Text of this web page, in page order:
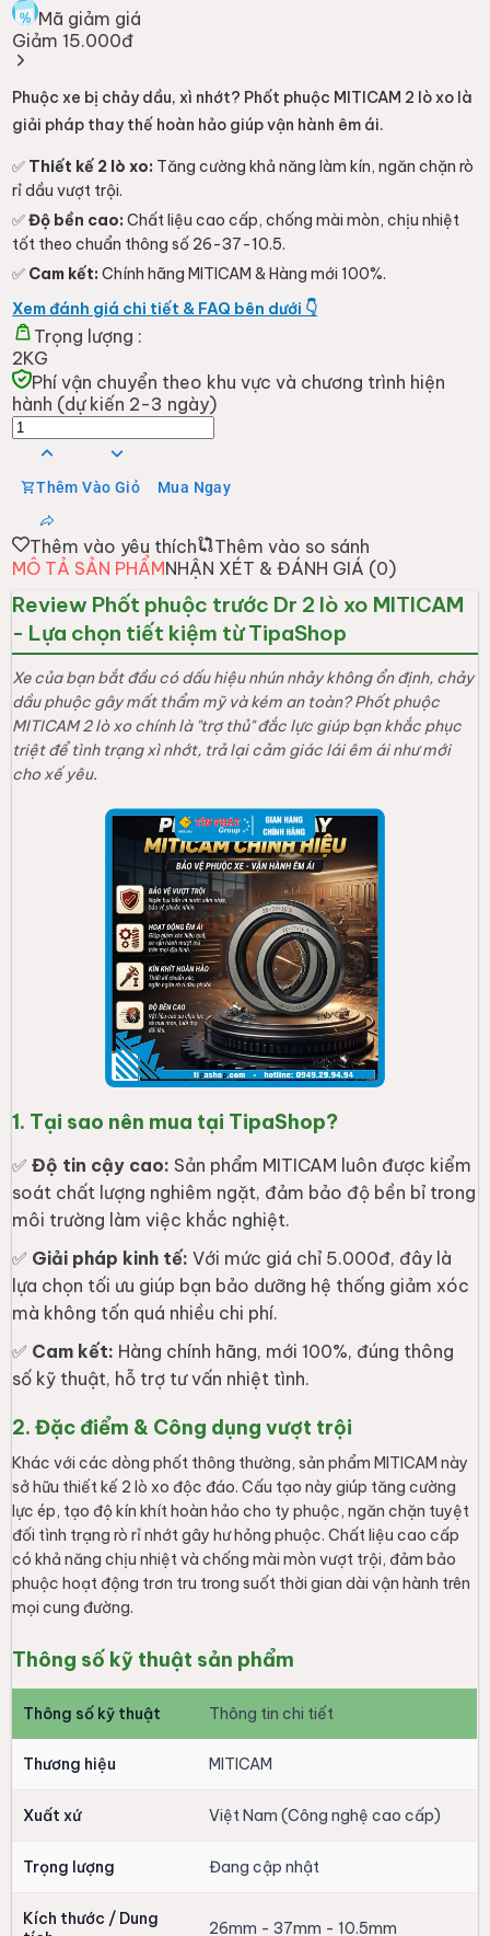
Mã giảm giá
Giảm 15.000đ
Phuộc xe bị chảy dầu, xì nhớt? Phốt phuộc MITICAM 2 lò xo là
giải pháp thay thế hoàn hảo giúp vận hành êm ái.
✅ Thiết kế 2 lò xo: Tăng cường khả năng làm kín, ngăn chặn rò
rỉ dầu vượt trội.
✅Độ bền cao: Chất liệu cao cấp, chống mài mòn, chịu nhiệt
tốt theo chuẩn thông số 26-37-10.5.
✅ Cam kết: Chính hãng MITICAM & Hàng mới 100%.
Xem đánh giá chi tiết & FAQ bên dưới 👇
Trọng lượng :
2KG
Phí vận chuyển theo khu vực và chương trình hiện
hành (dự kiến 2-3 ngày)
Thêm Vào Giỏ Mua Ngay
Thêm vào yêu thích
Thêm vào so sánh
MÔ TẢ SẢN PHẨMNHẬN XÉT & ĐÁNH GIÁ (0)
Review Phốt phuộc trước Dr 2 lò xo MITICAM
- Lựa chọn tiết kiệm từ TipaShop
Xe của bạn bắt đầu có dấu hiệu nhún nhảy không ổn định, chảy
dầu phuộc gây mất thẩm mỹ và kém an toàn? Phốt phuộc
MITICAM 2 lò xo chính là "trợ thủ" đắc lực giúp bạn khắc phục
triệt để tình trạng xì nhớt, trả lại cảm giác lái êm ái như mới
cho xế yêu.
1. Tại sao nên mua tại TipaShop?
✅Độ tin cậy cao: Sản phẩm MITICAM luôn được kiểm
soát chất lượng nghiêm ngặt, đảm bảo độ bền bỉ trong
môi trường làm việc khắc nghiệt.
✅ Giải pháp kinh tế: Với mức giá chỉ 5.000đ, đây là
lựa chọn tối ưu giúp bạn bảo dưỡng hệ thống giảm xóc
mà không tốn quá nhiều chi phí.
✅ Cam kết: Hàng chính hãng, mới 100%, đúng thông
số kỹ thuật, hỗ trợ tư vấn nhiệt tình.
2. Đặc điểm & Công dụng vượt trội
Khác với các dòng phốt thông thường, sản phẩm MITICAM này
sở hữu thiết kế 2 lò xo độc đáo. Cấu tạo này giúp tăng cường
lực ép, tạo độ kín khít hoàn hảo cho ty phuộc, ngăn chặn tuyệt
đối tình trạng rò rỉ nhớt gây hư hỏng phuộc. Chất liệu cao cấp
có khả năng chịu nhiệt và chống mài mòn vượt trội, đảm bảo
phuộc hoạt động trơn tru trong suốt thời gian dài vận hành trên
mọi cung đường.
Thông số kỹ thuật sản phẩm
Thông số kỹ thuật Thông tin chi tiết
Thương hiệu MITICAM
Xuất xứ Việt Nam (Công nghệ cao cấp)
Trọng lượng Đang cập nhật
Kích thước / Dung
26mm - 37mm - 10.5mm